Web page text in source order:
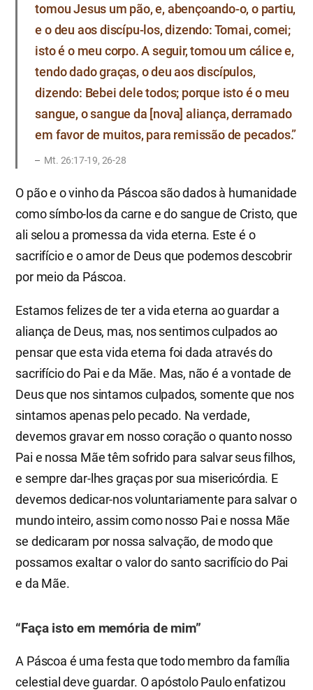
tomou Jesus um pão, e, abençoando-o, o partiu,
e o deu aos discípu-los, dizendo: Tomai, comei;
isto é o meu corpo. A seguir, tomou um cálice e,
tendo dado graças, o deu aos discípulos,
dizendo: Bebei dele todos; porque isto é o meu
sangue, o sangue da [nova] aliança, derramado
em favor de muitos, para remissão de pecados.”
Mt. 26:17-19, 26-28
O pão e o vinho da Páscoa são dados à humanidade
como símbo-los da carne e do sangue de Cristo, que
ali selou a promessa da vida eterna. Este é o
sacrifício e o amor de Deus que podemos descobrir
por meio da Páscoa.
Estamos felizes de ter a vida eterna ao guardar a
aliança de Deus, mas, nos sentimos culpados ao
pensar que esta vida eterna foi dada através do
sacrifício do Pai e da Mãe. Mas, não é a vontade de
Deus que nos sintamos culpados, somente que nos
sintamos apenas pelo pecado. Na verdade,
devemos gravar em nosso coração o quanto nosso
Pai e nossa Mãe têm sofrido para salvar seus filhos,
e sempre dar-lhes graças por sua misericórdia. E
devemos dedicar-nos voluntariamente para salvar o
mundo inteiro, assim como nosso Pai e nossa Mãe
se dedicaram por nossa salvação, de modo que
possamos exaltar o valor do santo sacrifício do Pai
e da Mãe.
“Faça isto em memória de mim”
A Páscoa é uma festa que todo membro da família
celestial deve guardar. O apóstolo Paulo enfatizou